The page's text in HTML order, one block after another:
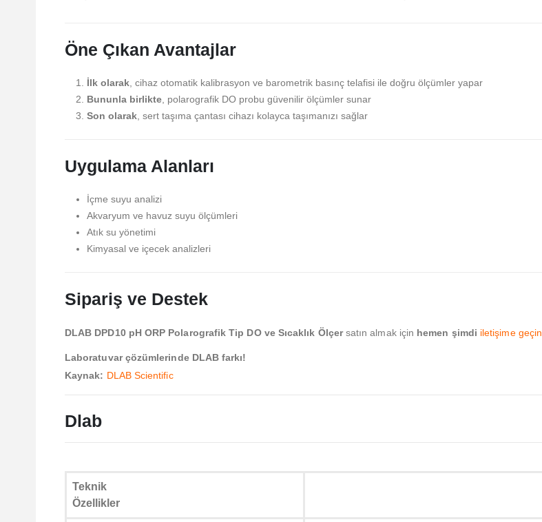
Öne Çıkan Avantajlar
İlk olarak , cihaz otomatik kalibrasyon ve barometrik basınç telafisi ile doğru ölçümler yapar
Bununla birlikte , polarografik DO probu güvenilir ölçümler sunar
Son olarak , sert taşıma çantası cihazı kolayca taşımanızı sağlar
Uygulama Alanları
İçme suyu analizi
Akvaryum ve havuz suyu ölçümleri
Atık su yönetimi
Kimyasal ve içecek analizleri
Sipariş ve Destek
DLAB DPD10 pH ORP Polarografik Tip DO ve Sıcaklık Ölçersatın almak için hemen şimdi iletişime geçin
Laboratuvar çözümlerinde DLAB farkı!
Kaynak: DLAB Scientific
Dlab
Teknik
Özellikler